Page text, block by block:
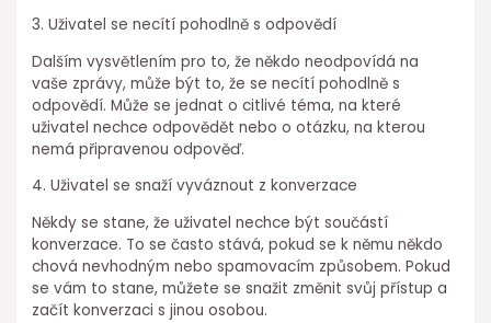
3. Uživatel se necítí pohodlně s odpovědí
Dalším vysvětlením pro to, že někdo neodpovídá na
vaše zprávy, může být to, že se necítí pohodlně s
odpovědí. Může se jednat o citlivé téma, na které
uživatel nechce odpovědět nebo o otázku, na kterou
nemá připravenou odpověď.
4. Uživatel se snaží vyváznout z konverzace
Někdy se stane, že uživatel nechce být součástí
konverzace. To se často stává, pokud se k němu někdo
chová nevhodným nebo spamovacím způsobem. Pokud
se vám to stane, můžete se snažit změnit svůj přístup a
začít konverzaci s jinou osobou.